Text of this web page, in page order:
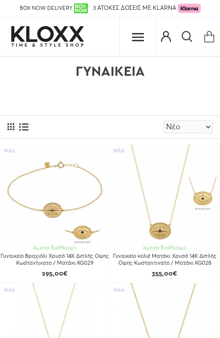
BOX NOW DELIVERY 3 ΑΤΟΚΕΣ ΔΟΣΕΙΣ ΜΕ KLARNA
ΓΥΝΑΙΚΕΙΑ
Νέο
Άμεσα διαθέσιμο
Γυναικείο Βραχιόλι Χρυσό 14Κ Διπλής Οψης
Κωσταντινατο / Ματάκι KG029
295,00€
Νέο
Άμεσα διαθέσιμο
Γυναικείο κολιέ Ματάκι Χρυσό 14Κ Διπλής
Οψης Κωσταντινατο / Ματάκι KG028
355,00€
Νέο Νέο